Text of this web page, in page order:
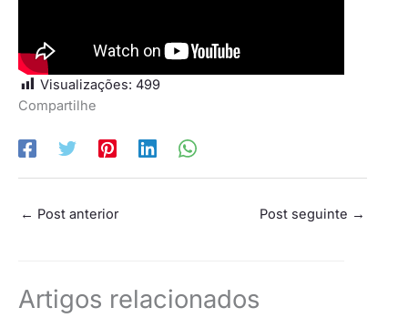
Visualizações: 499
Compartilhe
← Post anterior Post seguinte →
Artigos relacionados